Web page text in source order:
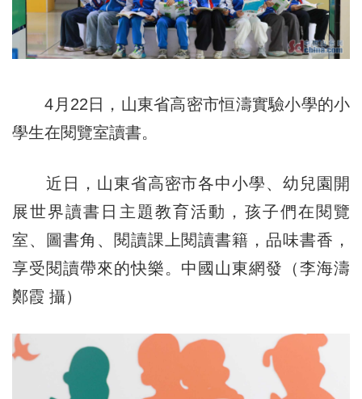
4月22日，山東省高密市恒濤實驗小學的小
學生在閱覽室讀書。
近日，山東省高密市各中小學、幼兒園開
展世界讀書日主題教育活動，孩子們在閱覽
室、圖書角、閱讀課上閱讀書籍，品味書香，
享受閱讀帶來的快樂。中國山東網發（李海濤
鄭霞 攝）